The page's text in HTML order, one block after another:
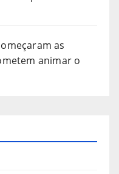
as
animar o